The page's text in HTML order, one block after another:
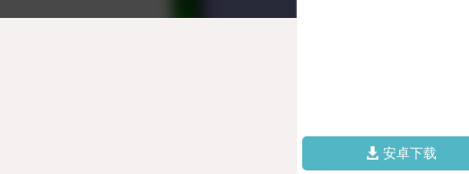
安卓下载